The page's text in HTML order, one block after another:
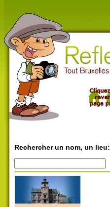
Rechercher un nom, un lieu: